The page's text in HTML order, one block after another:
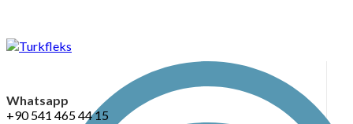
Whatsapp
+90 541 465 44 15